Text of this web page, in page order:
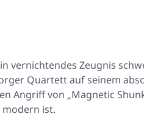
vernichtendes Zeugnis
Quartett auf seinem
von „Magnetic
ist.